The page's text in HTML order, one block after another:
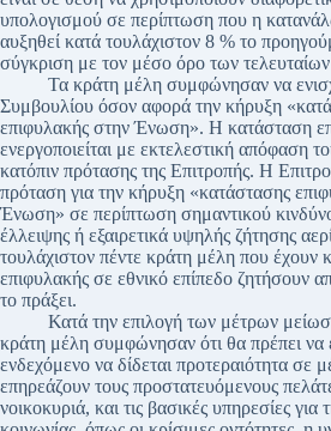
υπολογισμού σε περίπτωση που η
αυξηθεί κατά τουλάχιστον 8 % το
σύγκριση με τον μέσο όρο των
Τα κράτη μέλη συμφώνησαν να
Συμβουλίου όσον αφορά την κήρυξη
επιφυλακής στην Ένωση». Η κατάσταση
ενεργοποιείται με εκτελεστική απόφαση
κατόπιν πρότασης της Επιτροπής. Η
πρόταση για την κήρυξη «κατάστασης
Ένωση» σε περίπτωση σημαντικού
έλλειψης ή εξαιρετικά υψηλής ζήτησης
τουλάχιστον πέντε κράτη μέλη που έχουν
επιφυλακής σε εθνικό επίπεδο ζητήσουν
το πράξει.
Κατά την επιλογή των μέτρων
κράτη μέλη συμφώνησαν ότι θα πρέπει να
ενδεχόμενο να δίδεται προτεραιότητα σε
επηρεάζουν τους προστατευόμενους
νοικοκυριά, και τις βασικές υπηρεσίες για